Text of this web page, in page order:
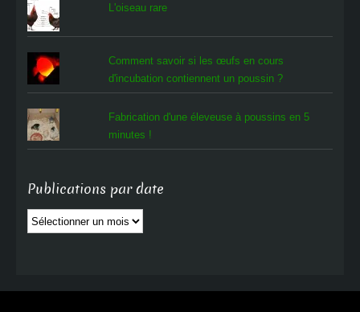
L'oiseau rare
Comment savoir si les œufs en cours
d'incubation contiennent un poussin ?
Fabrication d'une éleveuse à poussins en 5
minutes !
Publications par date
Publications
par